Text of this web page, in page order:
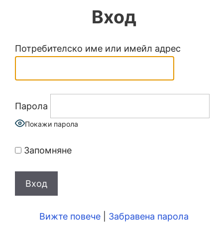
Вход
Потребителско име или имейл адрес
Парола
Покажи парола
Запомняне
Вижте повече Забравена парола